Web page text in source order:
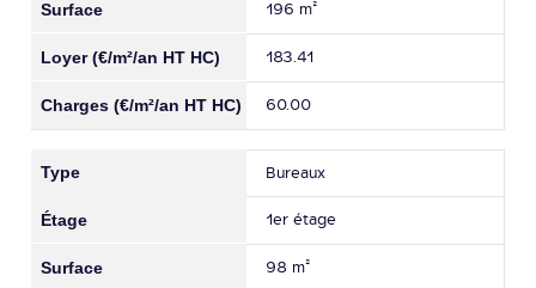
196 m²
183.41
60.00
Bureaux
1er étage
98 m²